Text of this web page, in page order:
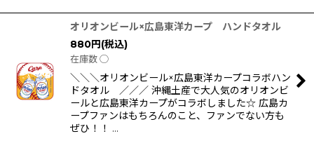
オリオンビール×広島東洋カープ ハンドタオル
880円(税込)
在庫数 ◯
＼＼＼オリオンビール×広島東洋カープコラボハン
ドタオル ／／／ 沖縄土産で大人気のオリオンビ
ールと広島東洋カープがコラボしました☆ 広島カ
ープファンはもちろんのこと、ファンでない方も
ぜひ！！ …